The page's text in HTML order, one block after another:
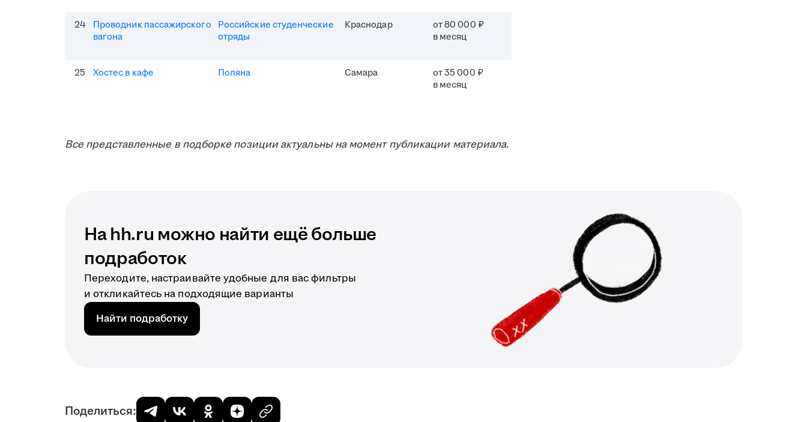
24
Проводник пассажирского
вагона
Российские студенческие
отряды
Краснодар
от 80 000 ₽
в месяц
25 Хостес в кафе Поляна Самара
от 35 000 ₽
в месяц
Все представленные в подборке позиции актуальны на момент публикации материала.
На hh.ru можно найти ещё больше
подработок
Переходите, настраивайте удобные для вас фильтры
и откликайтесь на подходящие варианты
Найти подработку
Поделиться: